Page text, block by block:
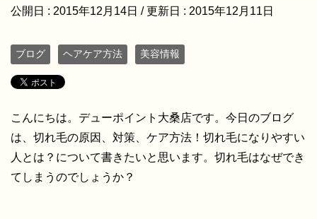
公開日 : 2015年12月14日 / 更新日 : 2015年12月11日
ブログ ヘアケア方法 美容情報
こんにちは。デューポイント大桑店です。今日のブログ
は、切れ毛の原因、対策、ケア方法！切れ毛になりやすい
人とは？について書きたいと思います。切れ毛はなぜでき
てしまうのでしょうか？